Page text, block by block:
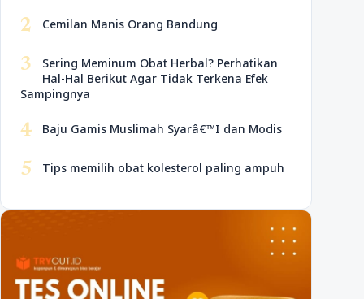
2 Cemilan Manis Orang Bandung
3
Sering Meminum Obat Herbal? Perhatikan
Hal-Hal Berikut Agar Tidak Terkena Efek
Sampingnya
4 Baju Gamis Muslimah Syarâ€™I dan Modis
5 Tips memilih obat kolesterol paling ampuh